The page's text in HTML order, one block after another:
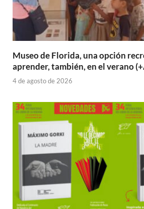
Museo de Florida, una opción
aprender, también, en el verano
4 de agosto de 2026